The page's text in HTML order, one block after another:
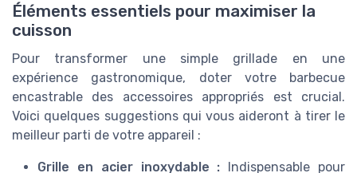
Éléments essentiels pour maximiser la
cuisson
Pour transformer une simple grillade en une
expérience gastronomique, doter votre barbecue
encastrable des accessoires appropriés est crucial.
Voici quelques suggestions qui vous aideront à tirer le
meilleur parti de votre appareil :
Grille en acier inoxydable : Indispensable pour